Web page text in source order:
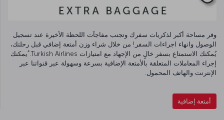
وفر مساحة أكبر لذكريات سفرك وتجنب مفاجآت اللحظة الأخيرة عند تسجيل
الوصول وانهاء اجراءات السفر! من خلال شراء وزن أمتعة إضافي قبل رحلتك،
يُمكنك الاستمتاع بسفر خالٍ من الإجهاد مع امتيازات Turkish Airlines. ُيمكنك
إجراء المعاملات المتعلقة بالأمتعة الإضافية بسرعة وسهولة عبر قنواتنا عبر
الإنترنت والهاتف المحمول.
أمتعة إضافية